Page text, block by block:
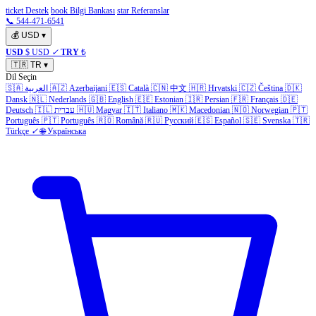
ticket Destek book Bilgi Bankası star Referanslar
📞 544-471-6541
💰 USD ▾
USD $ USD ✓ TRY ₺
🇹🇷 TR ▾
Dil Seçin
🇸🇦 العربية 🇦🇿 Azerbaijani 🇪🇸 Català 🇨🇳 中文 🇭🇷 Hrvatski 🇨🇿 Čeština 🇩🇰
Dansk 🇳🇱 Nederlands 🇬🇧 English 🇪🇪 Estonian 🇮🇷 Persian 🇫🇷 Français 🇩🇪
Deutsch 🇮🇱 עברית 🇭🇺 Magyar 🇮🇹 Italiano 🇲🇰 Macedonian 🇳🇴 Norwegian 🇵🇹
Português 🇵🇹 Português 🇷🇴 Română 🇷🇺 Русский 🇪🇸 Español 🇸🇪 Svenska 🇹🇷
Türkçe ✓ 🌐 Українська